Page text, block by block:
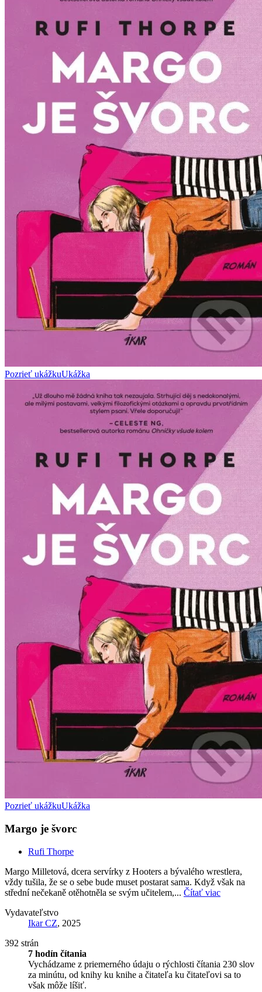
Pozrieť ukážkuUkážka
Pozrieť ukážkuUkážka
Margo je švorc
Rufi Thorpe
Margo Milletová, dcera servírky z Hooters a bývalého wrestlera,
vždy tušila, že se o sebe bude muset postarat sama. Když však na
střední nečekaně otěhotněla se svým učitelem,... Čítať viac
Vydavateľstvo
Ikar CZ, 2025
392 strán
7 hodín čítania
Vychádzame z priemerného údaju o rýchlosti čítania 230 slov
za minútu, od knihy ku knihe a čitateľa ku čitateľovi sa to
však môže líšiť.